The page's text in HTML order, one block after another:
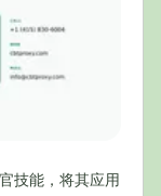
技能，将其应用